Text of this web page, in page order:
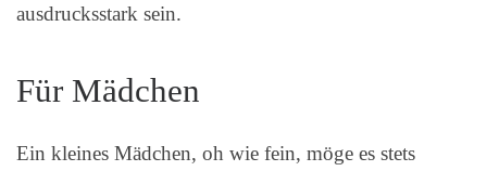
ausdrucksstark sein.
Für Mädchen
Ein kleines Mädchen, oh wie fein, möge es stets